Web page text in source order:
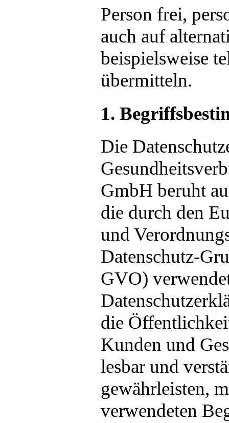
Person frei,
auch auf
beispielsweise
übermitteln.
1.
Die
GmbH beruht
die durch den
und
Datenschutz-
GVO)
die
Kunden und
lesbar und
gewährleisten,
verwendeten